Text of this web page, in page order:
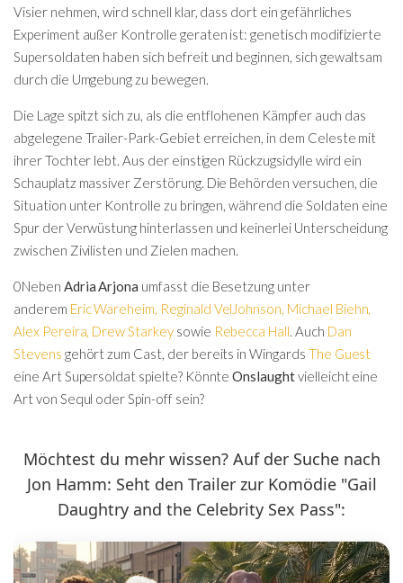
Visier nehmen, wird schnell klar, dass dort ein gefährliches
Experiment außer Kontrolle geraten ist: genetisch modifizierte
Supersoldaten haben sich befreit und beginnen, sich gewaltsam
durch die Umgebung zu bewegen.
Die Lage spitzt sich zu, als die entflohenen Kämpfer auch das
abgelegene Trailer-Park-Gebiet erreichen, in dem Celeste mit
ihrer Tochter lebt. Aus der einstigen Rückzugsidylle wird ein
Schauplatz massiver Zerstörung. Die Behörden versuchen, die
Situation unter Kontrolle zu bringen, während die Soldaten eine
Spur der Verwüstung hinterlassen und keinerlei Unterscheidung
zwischen Zivilisten und Zielen machen.
0Neben Adria Arjona umfasst die Besetzung unter
anderem Eric Wareheim, Reginald VelJohnson, Michael Biehn,
Alex Pereira, Drew Starkeysowie Rebecca Hall. Auch Dan
Stevens gehört zum Cast, der bereits in Wingards The Guest
eine Art Supersoldat spielte? KönnteOnslaughtvielleicht eine
Art von Sequl oder Spin-off sein?
Möchtest du mehr wissen? Auf der Suche nach
Jon Hamm: Seht den Trailer zur Komödie "Gail
Daughtry and the Celebrity Sex Pass":